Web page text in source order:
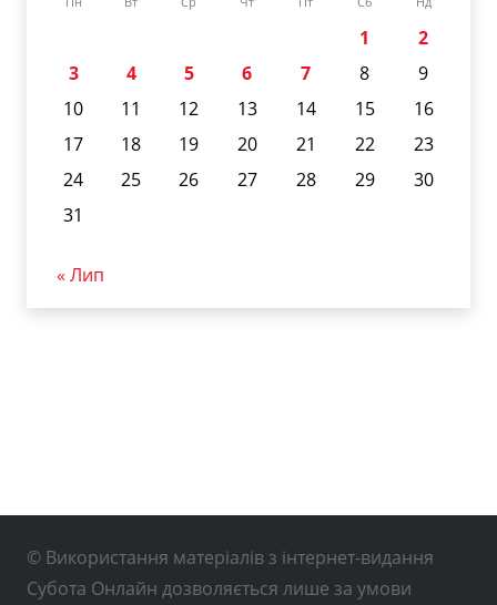
1
2
3
4 5 6 7 8
9
10
11 12 13 14 15
16
17
18 19 20 21 22
23
24
25 26 27 28 29
30
31
« Лип
© Використання матеріалів з інтернет-видання
Субота Онлайн дозволяється лише за умови